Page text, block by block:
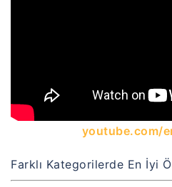
youtube.com/
Farklı Kategorilerde En İyi